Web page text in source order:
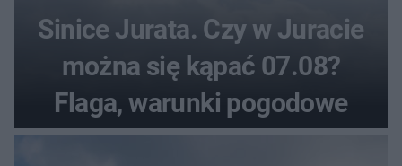
Sinice Jurata. Czy w Juracie
można się kąpać 07.08?
Flaga, warunki pogodowe